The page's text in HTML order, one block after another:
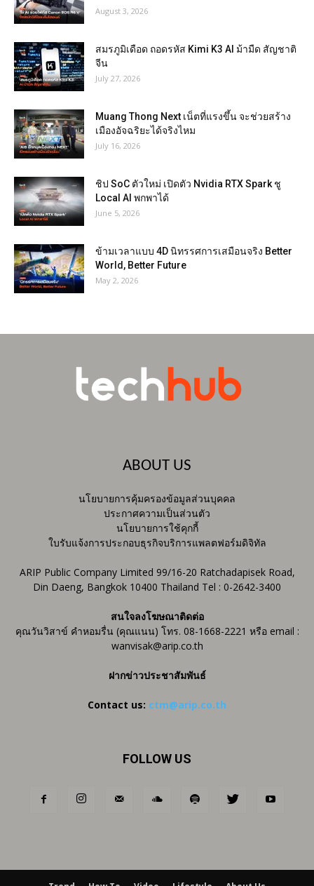
August 3, 2026
สมรภูมิเดือด ถอดรหัส Kimi K3 AI ม้ามืด สัญชาติ
จีน
July 27, 2026
Muang Thong Next เน็ตที่แรงขึ้น จะช่วยสร้าง
เมืองอัจฉริยะได้จริงไหม
July 16, 2026
ชิป SoC ตัวใหม่ เปิดตัว Nvidia RTX Spark ชู
Local AI พกพาได้
June 5, 2026
ข้ามเวลาแบบ 4D นิทรรศการเสมือนจริง Better
World, Better Future
May 2, 2026
ABOUT US
นโยบายการคุ้มครองข้อมูลส่วนบุคคล
ประกาศความเป็นส่วนตัว
นโยบายการใช้คุกกี้
ใบรับแจ้งการประกอบธุรกิจบริการแพลตฟอร์มดิจิทัล
ARIP Public Company Limited 99/16-20 Ratchadapisek Road,
Din Daeng, Bangkok 10400 Thailand Tel : 0-2642-3400
สนใจลงโฆษณาติดต่อ
คุณวันวิสาข์ คำหอมรื่น (คุณแนน) โทร. 08-1668-2221 หรือ email :
wanvisak@arip.co.th
ฝากข่าวประชาสัมพันธ์
Contact us: ctm@arip.co.th
FOLLOW US